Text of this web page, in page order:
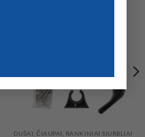
DUŠAI, ČIAUPAI, RANKINIAI SIURBLIAI